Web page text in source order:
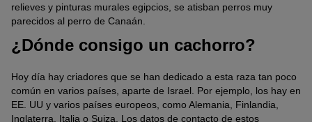
relieves y pinturas murales egipcios, se atisban perros muy
parecidos al perro de Canaán.
¿Dónde consigo un cachorro?
Hoy día hay criadores que se han dedicado a esta raza tan poco
común en varios países, aparte de Israel. Por ejemplo, los hay en
EE. UU y varios países europeos, como Alemania, Finlandia,
Inglaterra, Italia o Suiza. Los datos de contacto de estos